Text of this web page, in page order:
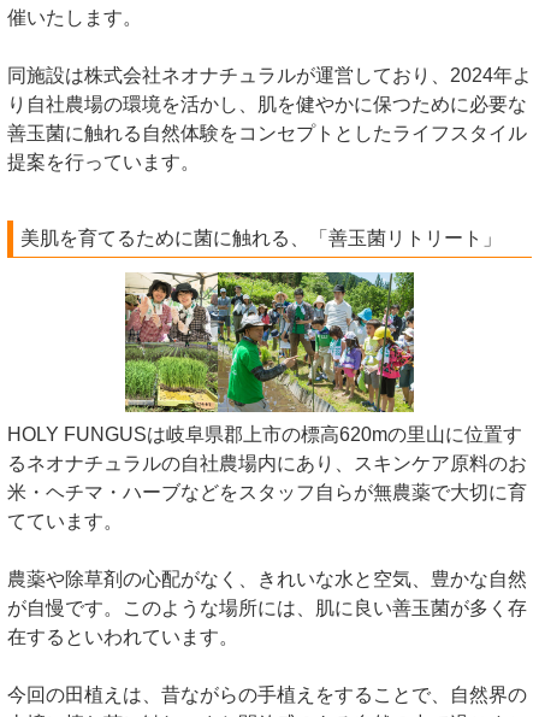
催いたします。
同施設は株式会社ネオナチュラルが運営しており、2024年よ
り自社農場の環境を活かし、肌を健やかに保つために必要な
善玉菌に触れる自然体験をコンセプトとしたライフスタイル
提案を行っています。
美肌を育てるために菌に触れる、「善玉菌リトリート」
HOLY FUNGUSは岐阜県郡上市の標高620mの里山に位置す
るネオナチュラルの自社農場内にあり、スキンケア原料のお
米・ヘチマ・ハーブなどをスタッフ自らが無農薬で大切に育
てています。
農薬や除草剤の心配がなく、きれいな水と空気、豊かな自然
が自慢です。このような場所には、肌に良い善玉菌が多く存
在するといわれています。
今回の田植えは、昔ながらの手植えをすることで、自然界の